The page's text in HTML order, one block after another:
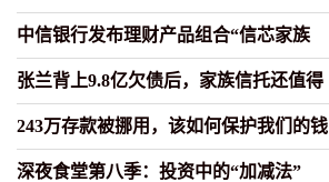
中信银行发布理财产品组合“信芯家族
张兰背上9.8亿欠债后，家族信托还值得
243万存款被挪用，该如何保护我们的钱
深夜食堂第八季：投资中的“加减法”